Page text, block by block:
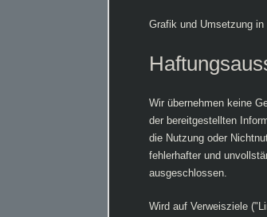
Grafik und Umsetzung
Wir übernehmen keine
der bereitgestellten
die Nutzung oder
fehlerhafter und
ausgeschlossen.
Wird auf Verweisziele